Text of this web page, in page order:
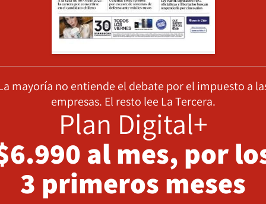
mayoría no entiende el debate por el impuesto a
empresas. El resto lee La Tercera.
Plan Digital+
al mes, por
3 primeros meses